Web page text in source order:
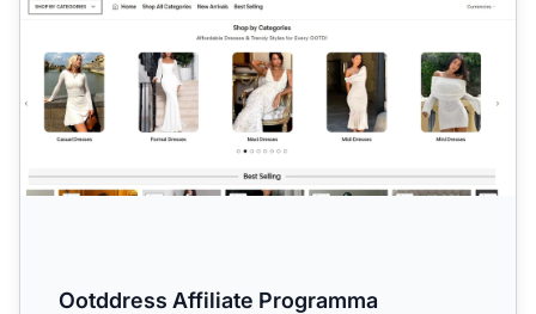
Ootddress Affiliate Programma